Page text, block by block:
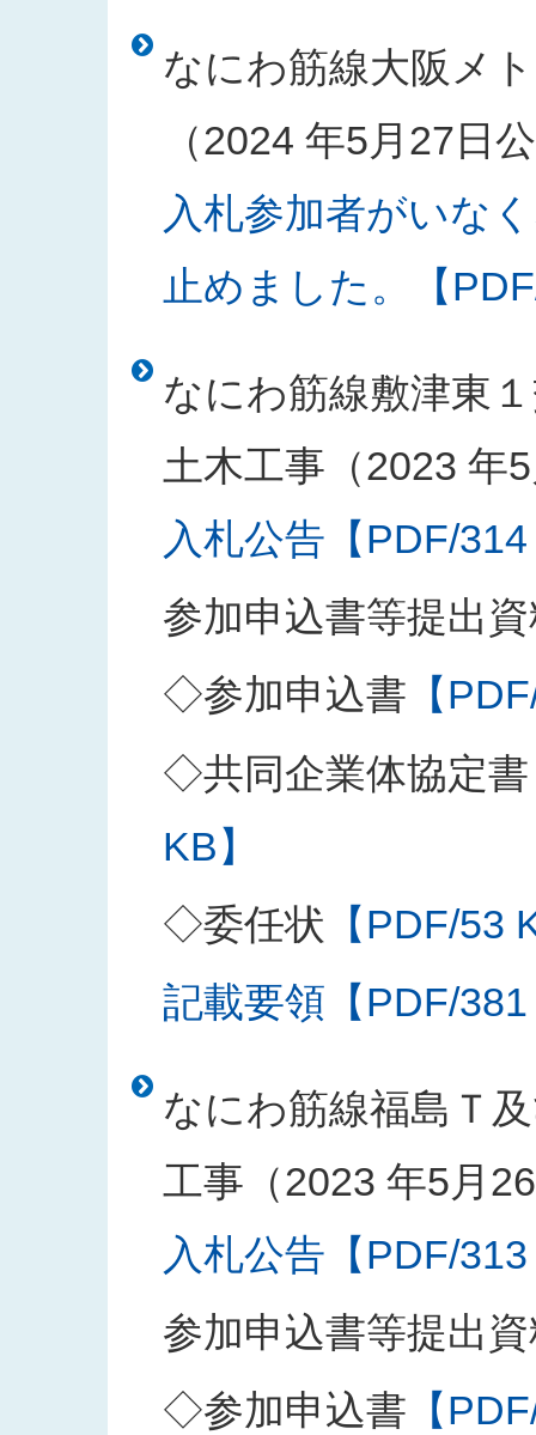
なにわ筋線大阪メ
（2024 年5月27日
入札参加者がいな
止めました。【
なにわ筋線敷津東
土木工事（2023 年
入札公告【PDF/
参加申込書等提出
◇参加申込書 【
◇共同企業体協定書
KB】
◇委任状 【PDF/53
記載要領【PDF/
なにわ筋線福島Ｔ
工事（2023 年5月
入札公告【PDF/
参加申込書等提出
◇参加申込書 【